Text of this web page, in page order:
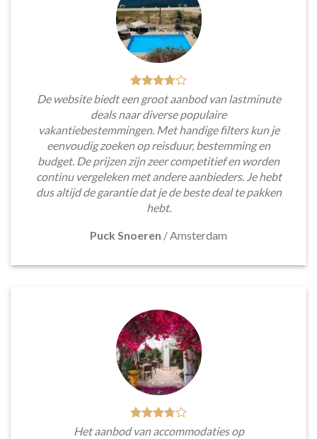
De website biedt een groot aanbod van lastminute
deals naar diverse populaire
vakantiebestemmingen. Met handige filters kun je
eenvoudig zoeken op reisduur, bestemming en
budget. De prijzen zijn zeer competitief en worden
continu vergeleken met andere aanbieders. Je hebt
dus altijd de garantie dat je de beste deal te pakken
hebt.
Puck Snoeren /Amsterdam
Het aanbod van accommodaties op